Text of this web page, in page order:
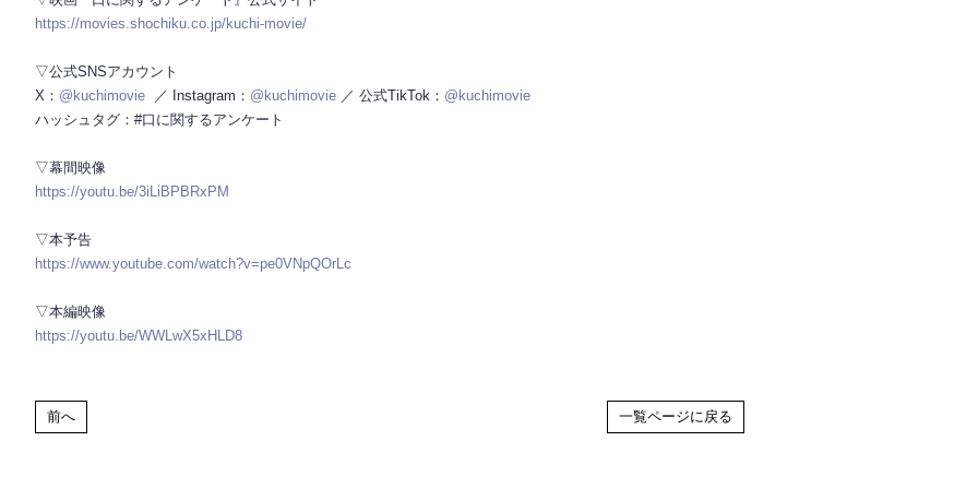
https://movies.shochiku.co.jp/kuchi-movie/
▽公式SNSアカウント
X： @kuchimovie ／ Instagram： @kuchimovie ／ 公式TikTok： @kuchimovie
ハッシュタグ：#口に関するアンケート
▽幕間映像
https://youtu.be/3iLiBPBRxPM
▽本予告
https://www.youtube.com/watch?v=pe0VNpQOrLc
▽本編映像
https://youtu.be/WWLwX5xHLD8
前へ 一覧ページに戻る